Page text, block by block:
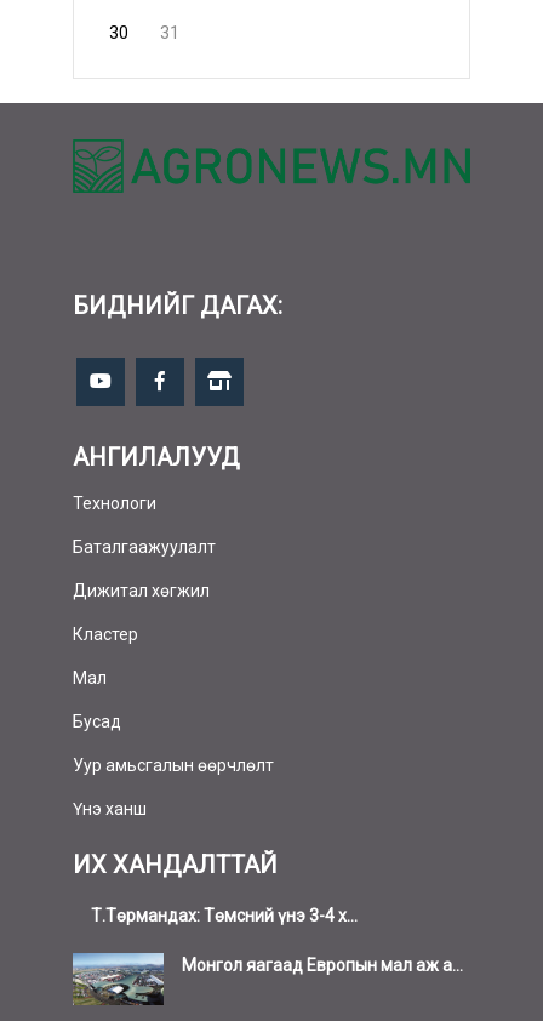
30 31
БИДНИЙГ ДАГАХ:
АНГИЛАЛУУД
Технологи
Баталгаажуулалт
Дижитал хөгжил
Кластер
Мал
Бусад
Уур амьсгалын өөрчлөлт
Үнэ ханш
ИХ ХАНДАЛТТАЙ
Т.Төрмандах: Төмсний үнэ 3-4 х...
Монгол яагаад Европын мал аж а...